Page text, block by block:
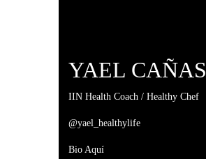
YAEL CAÑAS
IIN Health Coach / Healthy Chef
@yael_healthylife
Bio Aquí